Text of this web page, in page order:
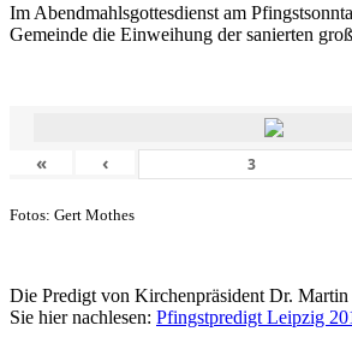
Im Abendmahlsgottesdienst am
Gemeinde die Einweihung der sanierten
« ‹
Fotos: Gert Mothes
Die Predigt von Kirchenpräsident Dr.
Sie hier nachlesen: Pfingstpredigt Leipzig